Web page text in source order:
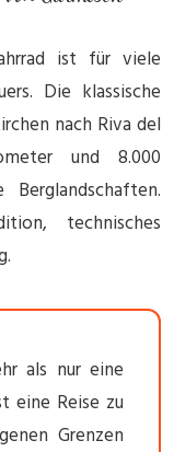
ist für viele
Die klassische
nach Riva del
und 8.000
technisches
als nur eine
eine Reise zu
Grenzen